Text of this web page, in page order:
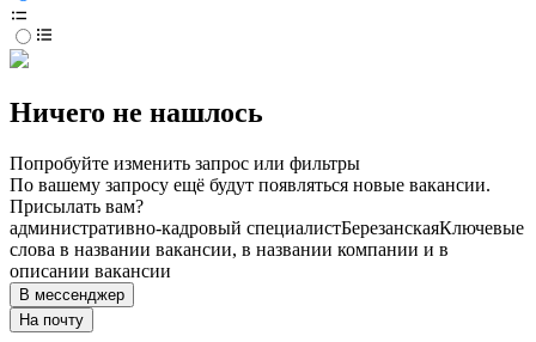
Ничего не нашлось
Попробуйте изменить запрос или фильтры
По вашему запросу ещё будут появляться новые вакансии.
Присылать вам?
административно-кадровый специалистБерезанскаяКлючевые
слова в названии вакансии, в названии компании и в
описании вакансии
В мессенджер
На почту